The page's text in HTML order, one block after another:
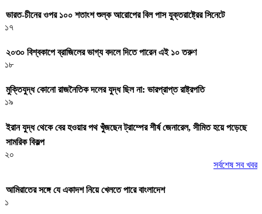
ভারত-চীনের ওপর ১০০ শতাংশ শুল্ক আরোপের বিল পাস যুক্তরাষ্ট্রের সিনেটে
১৭
২০৩০ বিশ্বকাপে ব্রাজিলের ভাগ্য বদলে দিতে পারেন এই ১০ তরুণ
১৮
মুক্তিযুদ্ধ কোনো রাজনৈতিক দলের যুদ্ধ ছিল না: ভারপ্রাপ্ত রাষ্ট্রপতি
১৯
ইরান যুদ্ধ থেকে বের হওয়ার পথ খুঁজছেন ট্রাম্পের শীর্ষ জেনারেল, সীমিত হয়ে পড়েছে
সামরিক বিকল্প
২০
সর্বশেষ সব খবর
আমিরাতের সঙ্গে যে একাদশ নিয়ে খেলতে পারে বাংলাদেশ
১